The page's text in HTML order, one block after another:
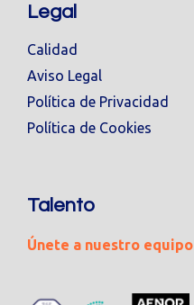
Legal
Calidad
Aviso Legal
Política de Privacidad
Política de Cookies
Talento
Únete a nuestro equipo